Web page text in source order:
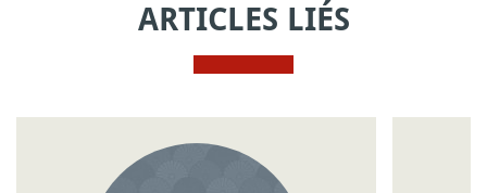
ARTICLES LIÉS